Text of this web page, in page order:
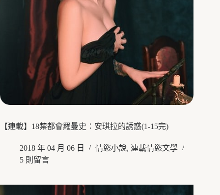
【連載】18禁都會羅曼史：安琪拉的誘惑(1-15完)
2018 年 04 月 06 日 情慾小說, 連載情慾文學
5 則留言